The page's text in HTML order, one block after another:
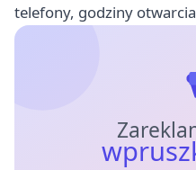
telefony, godziny otwarcia